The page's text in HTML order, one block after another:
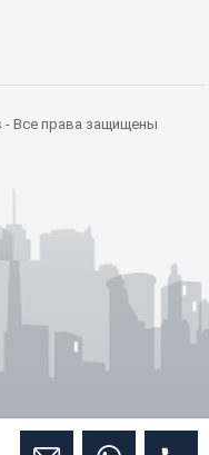
- Все права защищены